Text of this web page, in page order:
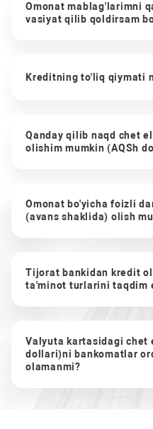
Omonat mablag'larimni
vasiyat qilib qoldirsam
Kreditning to'liq qiymati
Qanday qilib naqd chet
olishim mumkin (AQSh
Omonat bo'yicha foizli
(avans shaklida) olish
Tijorat bankidan kredit
ta'minot turlarini taqdim
Valyuta kartasidagi chet
dollari)ni bankomatlar
olamanmi?